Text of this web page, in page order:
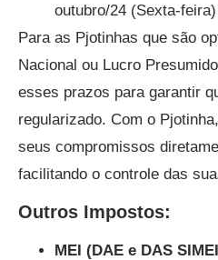
outubro/24 (Sexta-feira)
Para as Pjotinhas que são
Nacional ou Lucro
esses prazos para garantir
regularizado. Com o
seus compromissos
facilitando o controle das
Outros Impostos:
MEI (DAE e DAS